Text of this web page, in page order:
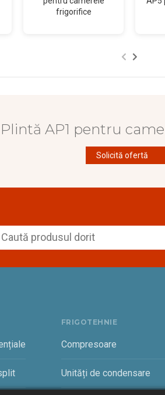
frigorifice
Plintă AP1 pentru
Solicită ofertă
FRIGOTEHNIE
Compresoare
Unități de condensare